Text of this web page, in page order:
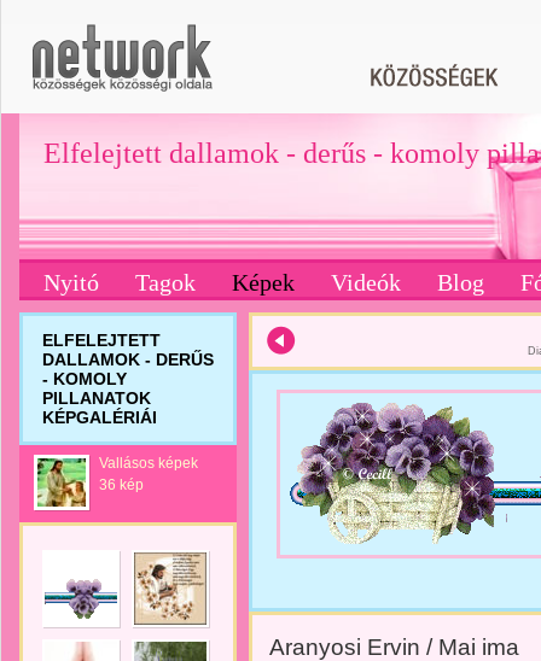
Elfelejtett dallamok - derűs - komoly
Nyitó Tagok Képek Videók Blog
ELFELEJTETT
DALLAMOK - DERŰS
- KOMOLY
PILLANATOK
KÉPGALÉRIÁI
Vallásos képek
36 kép
Aranyosi Ervin / Mai ima